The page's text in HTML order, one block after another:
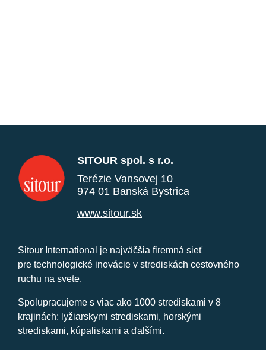
SITOUR spol. s r.o.
Terézie Vansovej 10
974 01 Banská Bystrica
www.sitour.sk
Sitour International je najväčšia firemná sieť
pre technologické inovácie v strediskách cestovného
ruchu na svete.
Spolupracujeme s viac ako 1000 strediskami v 8
krajinách: lyžiarskymi strediskami, horskými
strediskami, kúpaliskami a ďalšími.